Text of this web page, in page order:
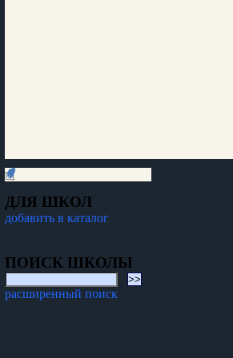
ДЛЯ ШКОЛ
добавить в каталог
ПОИСК ШКОЛЫ
расширенный поиск